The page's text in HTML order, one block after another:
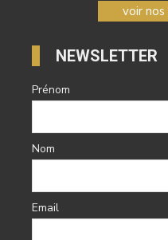
voir
NEWSLETTER
Prénom
Nom
Email